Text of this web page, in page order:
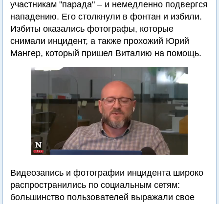
участникам "парада" – и немедленно подвергся
нападению. Его столкнули в фонтан и избили.
Избиты оказались фотографы, которые
снимали инцидент, а также прохожий Юрий
Мангер, который пришел Виталию на помощь.
Видеозапись и фотографии инцидента широко
распространились по социальным сетям:
большинство пользователей выражали свое